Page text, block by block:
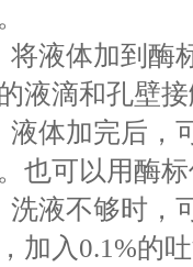
将液体加到酶
液滴和孔壁
液体加完后，
也可以用酶
洗液不够时，
加入0.1%的